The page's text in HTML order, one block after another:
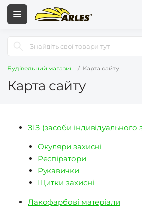
Будівельний магазин Карта сайту
Карта сайту
ЗІЗ (засоби індивідуального
Окуляри захисні
Респіратори
Рукавички
Щитки захисні
Лакофарбові матеріали